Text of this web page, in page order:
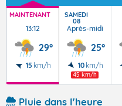
MAINTENANT
13:12
29°
15 km/h
SAMEDI
08
Après-midi
25°
10 km/h
45 km/h
Pluie dans l'heure